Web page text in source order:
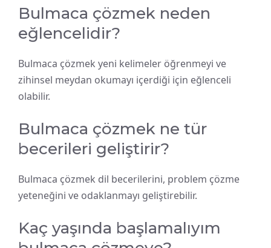
Bulmaca çözmek neden
eğlencelidir?
Bulmaca çözmek yeni kelimeler öğrenmeyi ve
zihinsel meydan okumayı içerdiği için eğlenceli
olabilir.
Bulmaca çözmek ne tür
becerileri geliştirir?
Bulmaca çözmek dil becerilerini, problem çözme
yeteneğini ve odaklanmayı geliştirebilir.
Kaç yaşında başlamalıyım